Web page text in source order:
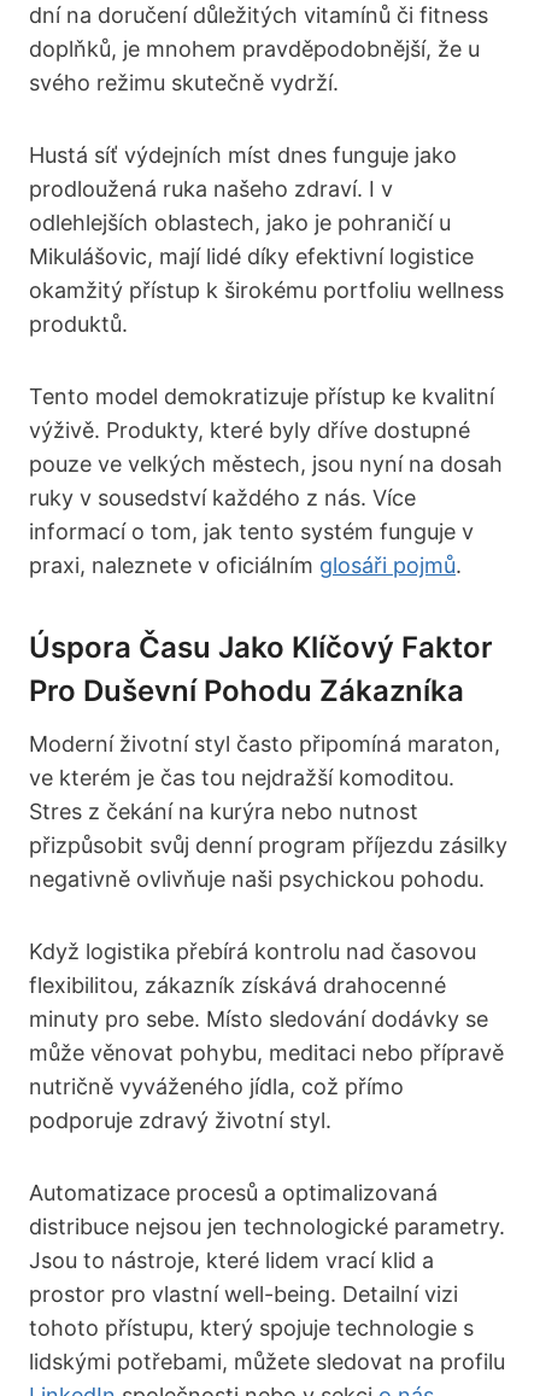
dní na doručení důležitých vitamínů či fitness
doplňků, je mnohem pravděpodobnější, že u
svého režimu skutečně vydrží.
Hustá síť výdejních míst dnes funguje jako
prodloužená ruka našeho zdraví. I v
odlehlejších oblastech, jako je pohraničí u
Mikulášovic, mají lidé díky efektivní logistice
okamžitý přístup k širokému portfoliu wellness
produktů.
Tento model demokratizuje přístup ke kvalitní
výživě. Produkty, které byly dříve dostupné
pouze ve velkých městech, jsou nyní na dosah
ruky v sousedství každého z nás. Více
informací o tom, jak tento systém funguje v
praxi, naleznete v oficiálním glosáři pojmů.
Úspora Času Jako Klíčový Faktor
Pro Duševní Pohodu Zákazníka
Moderní životní styl často připomíná maraton,
ve kterém je čas tou nejdražší komoditou.
Stres z čekání na kurýra nebo nutnost
přizpůsobit svůj denní program příjezdu zásilky
negativně ovlivňuje naši psychickou pohodu.
Když logistika přebírá kontrolu nad časovou
flexibilitou, zákazník získává drahocenné
minuty pro sebe. Místo sledování dodávky se
může věnovat pohybu, meditaci nebo přípravě
nutričně vyváženého jídla, což přímo
podporuje zdravý životní styl.
Automatizace procesů a optimalizovaná
distribuce nejsou jen technologické parametry.
Jsou to nástroje, které lidem vrací klid a
prostor pro vlastní well-being. Detailní vizi
tohoto přístupu, který spojuje technologie s
lidskými potřebami, můžete sledovat na profilu